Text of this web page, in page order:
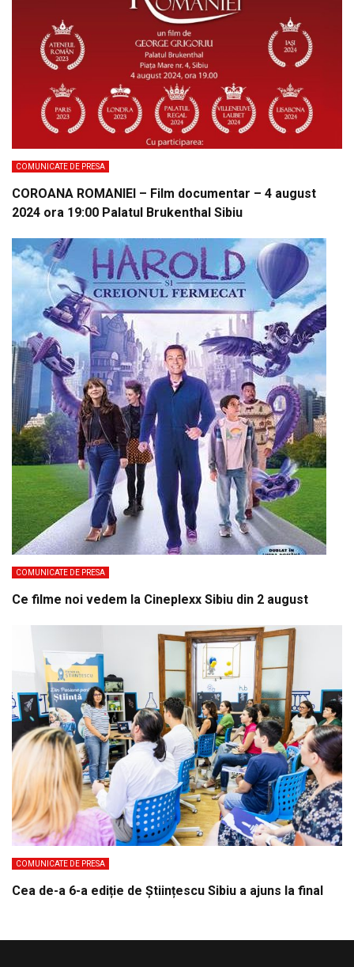
COMUNICATE DE PRESA
COROANA ROMANIEI – Film documentar – 4 august
2024 ora 19:00 Palatul Brukenthal Sibiu
COMUNICATE DE PRESA
Ce filme noi vedem la Cineplexx Sibiu din 2 august
COMUNICATE DE PRESA
Cea de-a 6-a ediție de Științescu Sibiu a ajuns la final